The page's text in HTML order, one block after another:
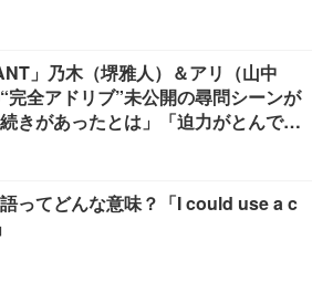
」乃木（堺雅人）＆アリ（山中
完全アドリブ”未公開の尋問シーンが
きがあったとは」「迫力がとんでも
ってどんな意味？「I could use a c